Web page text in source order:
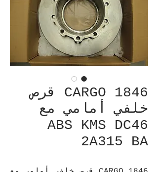
CARGO 1846 قرص
خلفي أمامي مع
ABS KMS DC46
2A315 BA